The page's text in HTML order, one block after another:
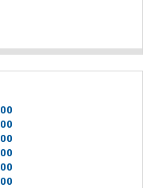
00
00
00
00
00
00